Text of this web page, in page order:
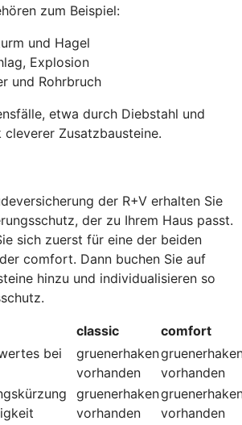
zum Beispiel:
und Hagel
Explosion
und Rohrbruch
etwa durch Diebstahl und
cleverer Zusatzbausteine.
der R+V erhalten Sie
der zu Ihrem Haus passt.
sich zuerst für eine der beiden
comfort. Dann buchen Sie auf
hinzu und individualisieren so
classic
comfort
bei
gruenerhaken
vorhanden
vorhanden
gruenerhaken
vorhanden
vorhanden